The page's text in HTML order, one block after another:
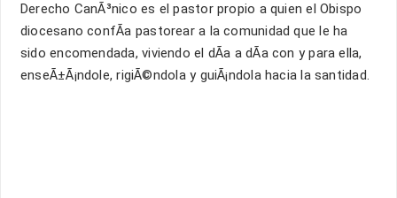
Derecho CanÃ³nico es el pastor propio a quien el Obispo
diocesano confÃ­a pastorear a la comunidad que le ha
sido encomendada, viviendo el dÃ­a a dÃ­a con y para ella,
enseÃ±Ã¡ndole, rigiÃ©ndola y guiÃ¡ndola hacia la santidad.